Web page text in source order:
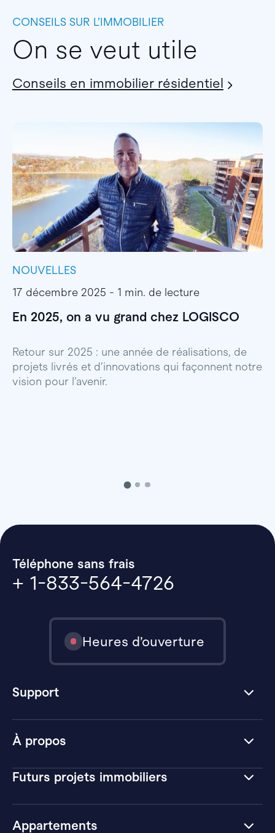
CONSEILS SUR L’IMMOBILIER
On se veut utile
Conseils en immobilier résidentiel
NOUVELLES
17 décembre 2025 - 1 min. de lecture
En 2025, on a vu grand chez LOGISCO
Retour sur 2025 : une année de réalisations, de
projets livrés et d’innovations qui façonnent notre
vision pour l’avenir.
À propos
Futurs projets immobiliers
Appartements
Téléphone sans frais
+ 1-833-564-4726
Heures d’ouverture
Support